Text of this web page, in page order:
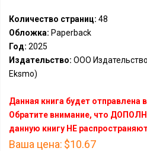
Количество страниц: 48
Обложка: Paperback
Год: 2025
Издательство: ООО
Eksmo)
Данная книга будет отправлена
Обратите внимание, что
данную книгу НЕ
Ваша цена: $10.67